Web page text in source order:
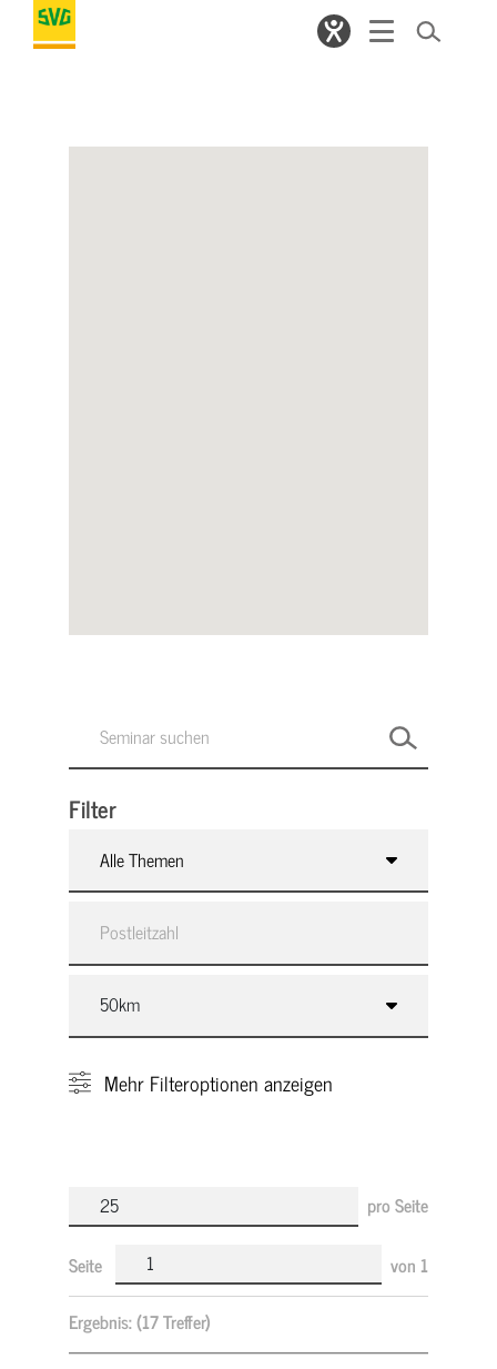
Filter
Alle Themen
Mehr Filteroptionen anzeigen
pro Seite
Seite von 1
Ergebnis:(17 Treffer)